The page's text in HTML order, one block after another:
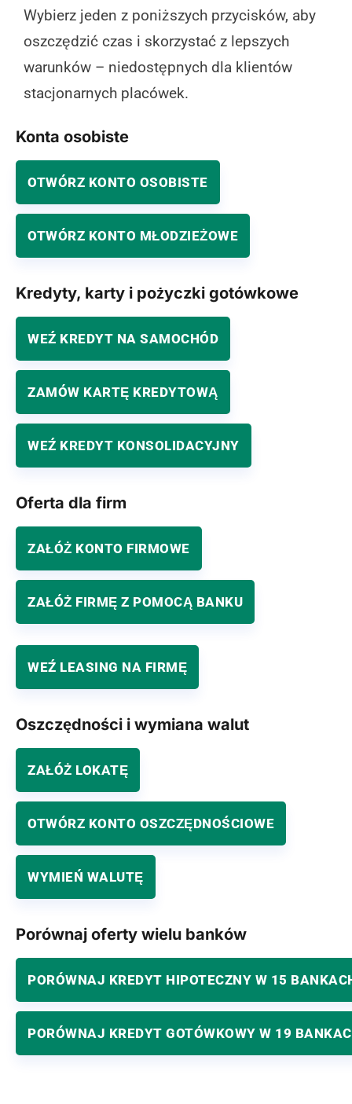
Wybierz jeden z poniższych przycisków, aby
oszczędzić czas i skorzystać z lepszych
warunków – niedostępnych dla klientów
stacjonarnych placówek.
Konta osobiste
OTWÓRZ KONTO OSOBISTE
OTWÓRZ KONTO MŁODZIEŻOWE
Kredyty, karty i pożyczki gotówkowe
WEŹ KREDYT NA SAMOCHÓD
ZAMÓW KARTĘ KREDYTOWĄ
WEŹ KREDYT KONSOLIDACYJNY
Oferta dla firm
ZAŁÓŻ KONTO FIRMOWE
ZAŁÓŻ FIRMĘ Z POMOCĄ BANKU
WEŹ LEASING NA FIRMĘ
Oszczędności i wymiana walut
ZAŁÓŻ LOKATĘ
OTWÓRZ KONTO OSZCZĘDNOŚCIOWE
WYMIEŃ WALUTĘ
Porównaj oferty wielu banków
PORÓWNAJ KREDYT HIPOTECZNY W 15
PORÓWNAJ KREDYT GOTÓWKOWY W 19